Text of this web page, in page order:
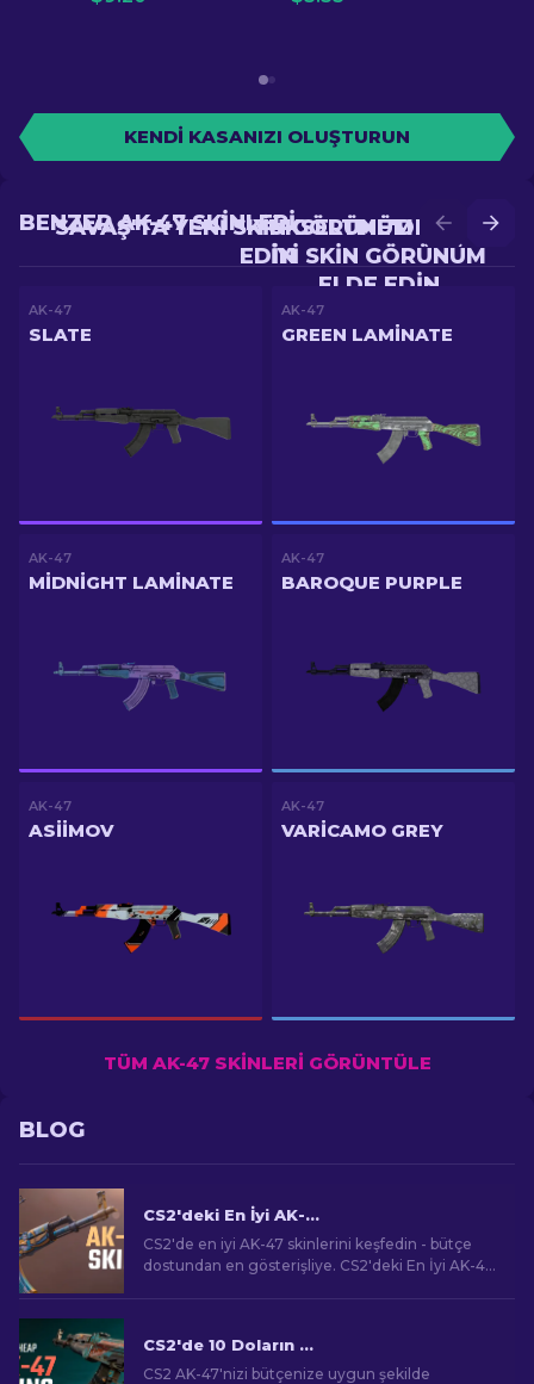
KENDI KASANIZI OLUŞTURUN
YÜKSELTME'DE DAHA
IYI SKIN GÖRÜNÜM
ELDE EDIN
SAVAŞ'TA YENI SKIN GÖRÜNÜM ELDE
EDIN
BENZER AK-47 SKINLERI
AK-47
SLATE
AK-47
GREEN LAMINATE
AK-47
MIDNIGHT LAMINATE
AK-47
BAROQUE PURPLE
AK-47
ASIIMOV
AK-47
VARICAMO GREY
TÜM AK-47 SKINLERI GÖRÜNTÜLE
BLOG
CS2'deki En İyi AK-47 Skinleri: Ucuza Pahalıya
CS2'de en iyi AK-47 skinlerini keşfedin - bütçe
dostundan en gösterişliye. CS2'deki En İyi AK-47
CS2'de 10 Doların Altında En İyi Ucuz AK-47 Skinleri
CS2 AK-47'nizi bütçenize uygun şekilde